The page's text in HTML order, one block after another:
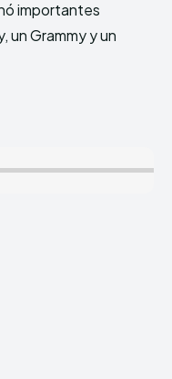
importantes
un Grammy y un